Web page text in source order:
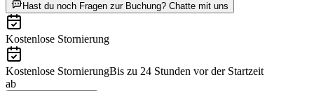
Hast du noch Fragen zur Buchung? Chatte mit uns
Kostenlose Stornierung
Kostenlose StornierungBis zu 24 Stunden vor der Startzeit
ab